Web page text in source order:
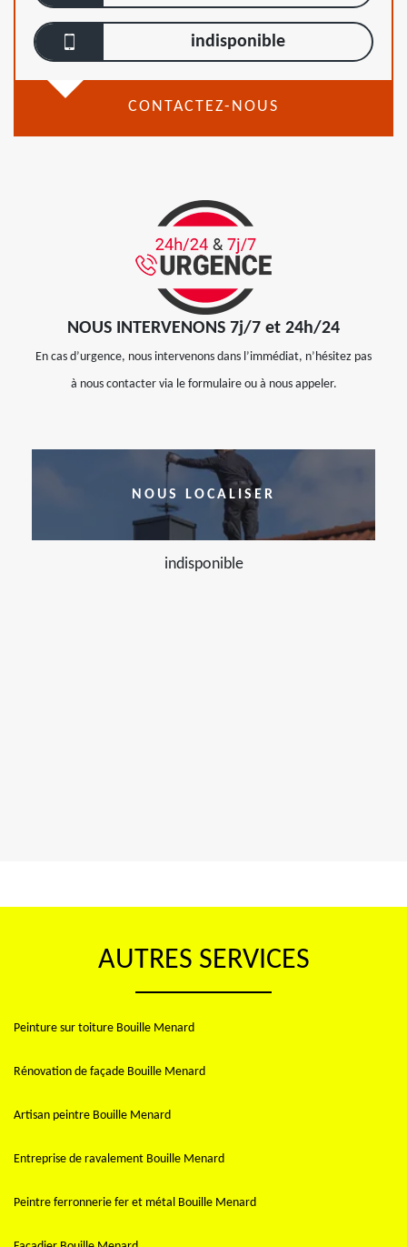
indisponible
CONTACTEZ-NOUS
NOUS INTERVENONS 7j/7 et 24h/24
En cas d’urgence, nous intervenons dans l’immédiat, n’hésitez pas
à nous contacter via le formulaire ou à nous appeler.
NOUS LOCALISER
indisponible
AUTRES SERVICES
Peinture sur toiture Bouille Menard
Rénovation de façade Bouille Menard
Artisan peintre Bouille Menard
Entreprise de ravalement Bouille Menard
Peintre ferronnerie fer et métal Bouille Menard